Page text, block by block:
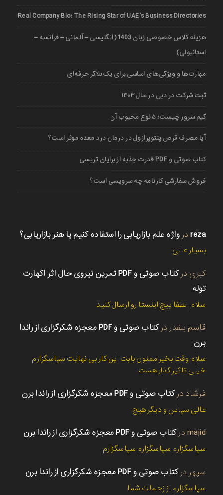
Real Company Bio: The Rising Star of UAE’s Business Directories
هزینه کلاس خصوصی زبان 1403 (انگلیسی – آلمانی – فرانسه –
استانبولی)
مهارت‌ها و ویژگی‌های اساسی برای یک بلاگر حرفه‌ای
ثبت شرکت در دبی در سال ۱۴۰۳
گیم سرور چیست؛ ۵ نوع محبوب آن
آیا مصرف قرص پنتوپرازول در درمان درد معده موثر است؟
کتاب صوتی و PDF قدرت جذبه از برایان تریسی
فروش سفارشی کارنامه چه سرویسی است؟
reza در واژه علم بازاریابی را استفاده کنیم یا هنر بازاریابی؟
بسیار عالی
کبری در
کتاب صوتی و PDF تمرین نیروی حال اثر اکهارت
توله
سلام. لطفا پیج اینستا رو ارسال کنید
قاسم بلقدر در
کتاب صوتی و PDF معجزه شکرگزاری از راندا
برن
سلام وقت بخیر ممنون بابت این کار بی نهایت سپاسگزارم
خیلی تاثیر گذار هست
فرشاد درکتاب صوتی و PDF معجزه شکرگزاری از راندا برن
عالی سپاس و دیگر هیچ
majid درکتاب صوتی و PDF معجزه شکرگزاری از راندا برن
سپاسگزارم سپاسگزارم سپاسگزارم
سپهر درکتاب صوتی و PDF معجزه شکرگزاری از راندا برن
سپاسگزارم از زحمات شما